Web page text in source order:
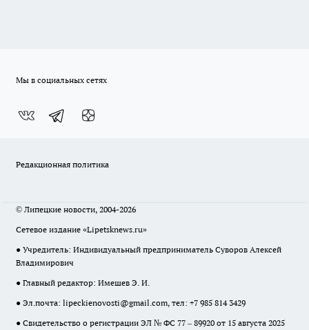
Мы в социальных сетях
Редакционная политика
© Липецкие новости, 2004-2026
Сетевое издание «Lipetsknews.ru»
● Учредитель: Индивидуальный предприниматель Суворов Алексей
Владимирович
● Главный редактор: Имешев Э. И.
● Эл.почта: lipeckienovosti@gmail.com, тел: +7 985 814 3429
● Свидетельство о регистрации ЭЛ № ФС 77 – 89920 от 15 августа 2025